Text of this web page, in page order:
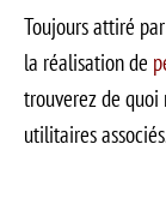
Toujours attiré
la réalisation de
trouverez de quoi
utilitaires